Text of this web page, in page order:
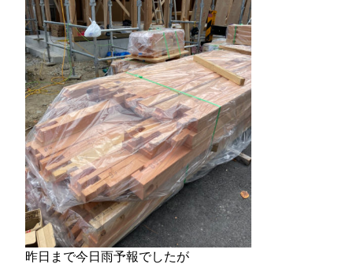
昨日まで今日雨予報でしたが